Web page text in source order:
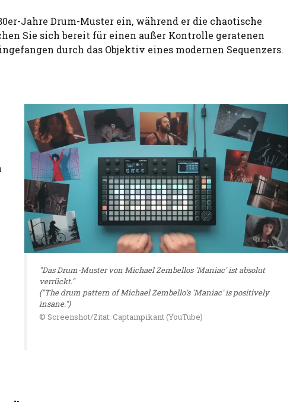
Jahre Drum-Muster ein, während er die chaotische
Sie sich bereit für einen außer Kontrolle geratenen
durch das Objektiv eines modernen Sequenzers.
"Das Drum-Muster von Michael Zembellos 'Maniac' ist absolut
verrückt."
("The drum pattern of Michael Zembello's 'Maniac' is positively
insane.")
© Screenshot/Zitat: Captainpikant (YouTube)